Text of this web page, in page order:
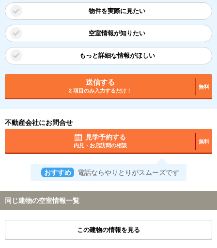
物件を実際に見たい
空室情報が知りたい
もっと詳細な情報がほしい
送信する
2 項目のみ入力するだけ！
無料
不動産会社にお問合せ
見学予約する
内見・お店訪問の相談
無料
おすすめ 電話ならやりとりがスムーズです
同じ建物の空室情報一覧
この建物の情報を見る